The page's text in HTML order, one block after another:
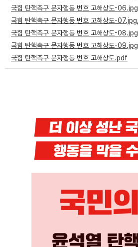
국힘 탄핵촉구 문자행동 번호 고해상도-06.jpg
국힘 탄핵촉구 문자행동 번호 고해상도-07.jpg
국힘 탄핵촉구 문자행동 번호 고해상도-08.jpg
국힘 탄핵촉구 문자행동 번호 고해상도-09.jpg
국힘 탄핵촉구 문자행동 번호 고해상도.pdf
업무